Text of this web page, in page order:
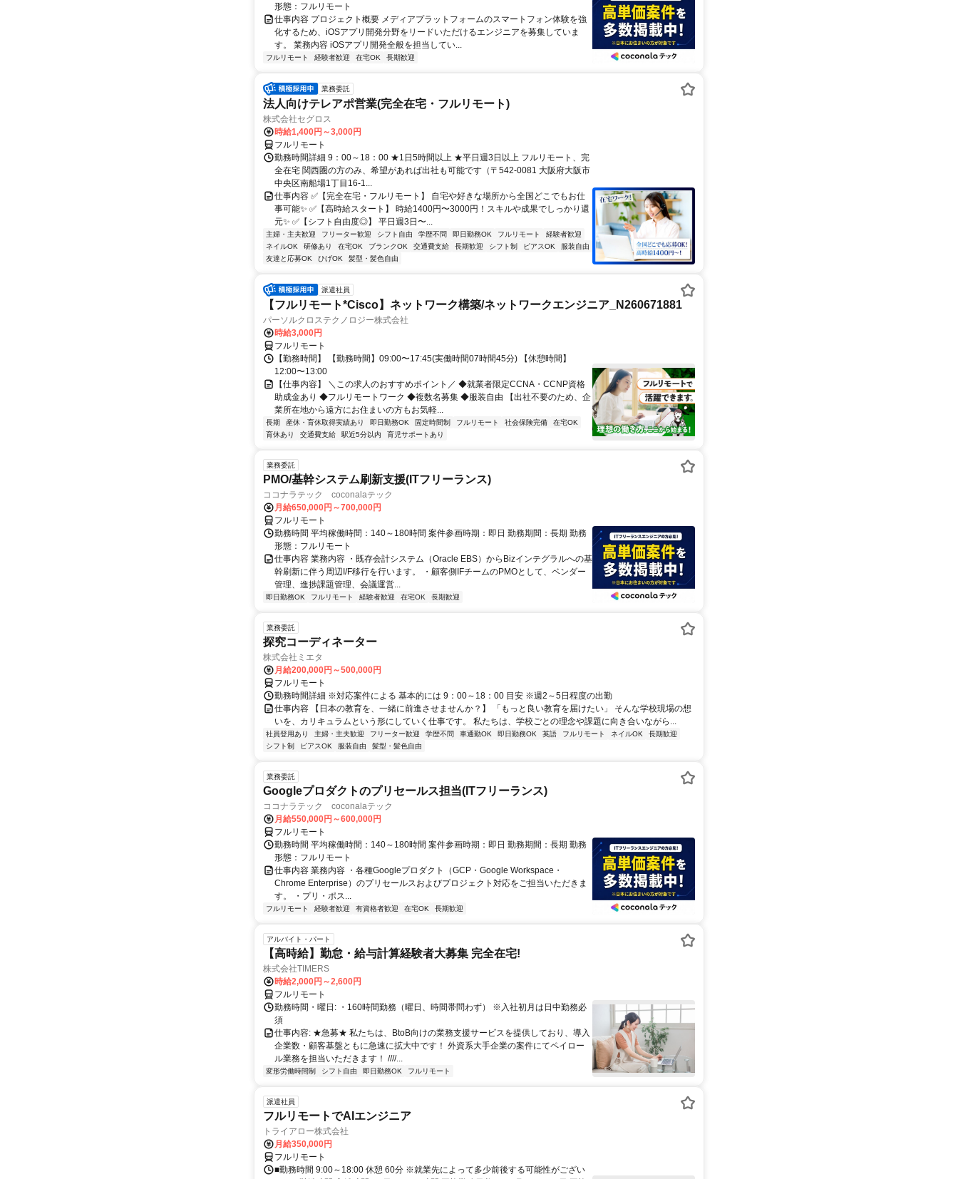
形態：フルリモート
仕事内容 プロジェクト概要 メディアプラットフォームのスマートフォン体験を強
化するため、iOSアプリ開発分野をリードいただけるエンジニアを募集していま
す。 業務内容 iOSアプリ開発全般を担当してい...
フルリモート 経験者歓迎 在宅OK 長期歓迎
業務委託
法人向けテレアポ営業(完全在宅・フルリモート)
株式会社セグロス
時給1,400円～3,000円
フルリモート
勤務時間詳細 9：00～18：00 ★1日5時間以上 ★平日週3日以上 フルリモート、完
全在宅 関西圏の方のみ、希望があれば出社も可能です（〒542-0081 大阪府大阪市
中央区南船場1丁目16-1...
仕事内容 ✅【完全在宅・フルリモート】 自宅や好きな場所から全国どこでもお仕
事可能✨ ✅【高時給スタート】 時給1400円〜3000円！スキルや成果でしっかり還
元✨ ✅【シフト自由度◎】 平日週3日〜...
主婦・主夫歓迎 フリーター歓迎 シフト自由 学歴不問 即日勤務OK フルリモート
経験者歓迎
ネイルOK
研修あり 在宅OK ブランクOK 交通費支給 長期歓迎 シフト制 ピアスOK
服装自由
友達と応募OK
ひげOK 髪型・髪色自由
派遣社員
【フルリモート*Cisco】ネットワーク構築/ネットワークエンジニア_N260671881
パーソルクロステクノロジー株式会社
時給3,000円
フルリモート
【勤務時間】 【勤務時間】09:00〜17:45(実働時間07時間45分) 【休憩時間】
12:00〜13:00
【仕事内容】 ＼この求人のおすすめポイント／ ◆就業者限定CCNA・CCNP資格
助成金あり ◆フルリモートワーク ◆複数名募集 ◆服装自由 【出社不要のため、企
業所在地から遠方にお住まいの方もお気軽...
長期 産休・育休取得実績あり 即日勤務OK 固定時間制 フルリモート 社会保険完備
在宅OK
育休あり
交通費支給 駅近5分以内 育児サポートあり
業務委託
PMO/基幹システム刷新支援(ITフリーランス)
ココナラテック coconalaテック
月給650,000円～700,000円
フルリモート
勤務時間 平均稼働時間：140～180時間 案件参画時期：即日 勤務期間：長期 勤務
形態：フルリモート
仕事内容 業務内容 ・既存会計システム（Oracle EBS）からBizインテグラルへの基
幹刷新に伴う周辺I/F移行を行います。 ・顧客側IFチームのPMOとして、ベンダー
管理、進捗課題管理、会議運営...
即日勤務OK フルリモート 経験者歓迎 在宅OK 長期歓迎
業務委託
探究コーディネーター
株式会社ミエタ
月給200,000円～500,000円
フルリモート
勤務時間詳細 ※対応案件による 基本的には 9：00～18：00 目安 ※週2～5日程度の出勤
仕事内容 【日本の教育を、一緒に前進させませんか？】 「もっと良い教育を届けたい」 そんな学校現場の想
いを、カリキュラムという形にしていく仕事です。 私たちは、学校ごとの理念や課題に向き合いながら...
社員登用あり 主婦・主夫歓迎 フリーター歓迎 学歴不問 車通勤OK 即日勤務OK 英語 フルリモート ネイルOK
長期歓迎
シフト制
ピアスOK 服装自由 髪型・髪色自由
業務委託
Googleプロダクトのプリセールス担当(ITフリーランス)
ココナラテック coconalaテック
月給550,000円～600,000円
フルリモート
勤務時間 平均稼働時間：140～180時間 案件参画時期：即日 勤務期間：長期 勤務
形態：フルリモート
仕事内容 業務内容 ・各種Googleプロダクト（GCP・Google Workspace・
Chrome Enterprise）のプリセールスおよびプロジェクト対応をご担当いただきま
す。 ・プリ・ポス...
フルリモート 経験者歓迎 有資格者歓迎 在宅OK 長期歓迎
アルバイト・パート
【高時給】勤怠・給与計算経験者大募集 完全在宅!
株式会社TIMERS
時給2,000円～2,600円
フルリモート
勤務時間・曜日: ・160時間勤務（曜日、時間帯問わず） ※入社初月は日中勤務必
須
仕事内容: ★急募★ 私たちは、BtoB向けの業務支援サービスを提供しており、導入
企業数・顧客基盤ともに急速に拡大中です！ 外資系大手企業の案件にてペイロー
ル業務を担当いただきます！ ////...
変形労働時間制 シフト自由 即日勤務OK フルリモート
派遣社員
フルリモートでAIエンジニア
トライアロー株式会社
月給350,000円
フルリモート
■勤務時間 9:00～18:00 休憩 60分 ※就業先によって多少前後する可能性がござい